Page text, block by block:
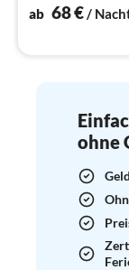
ab 68€/
ohne